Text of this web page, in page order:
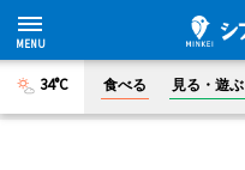
34°C 食べる 見る・遊ぶ